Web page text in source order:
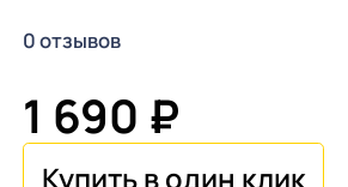
0 отзывов
1 690 ₽